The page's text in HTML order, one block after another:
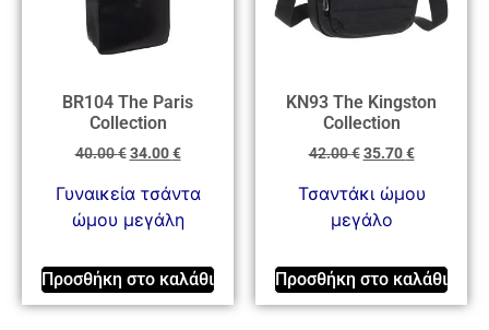
BR104 The Paris
Collection
40.00€ 34.00€
Γυναικεία τσάντα
ώμου μεγάλη
Προσθήκη στο καλάθι
KN93 The Kingston
Collection
42.00€ 35.70€
Τσαντάκι ώμου
μεγάλο
Προσθήκη στο καλάθι